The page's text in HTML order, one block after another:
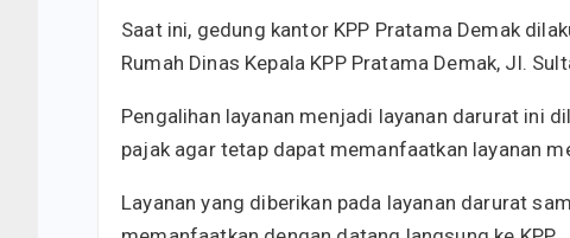
Saat ini, gedung kantor KPP Pratama Demak
Rumah Dinas Kepala KPP Pratama Demak, Jl.
Pengalihan layanan menjadi layanan darurat ini
pajak agar tetap dapat memanfaatkan layanan
Layanan yang diberikan pada layanan darurat